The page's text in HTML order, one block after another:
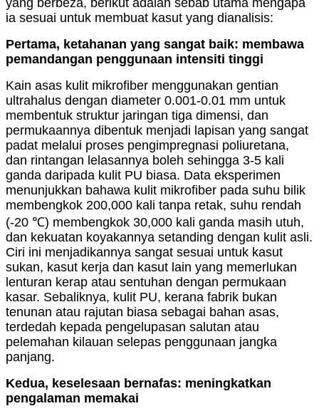
ia sesuai untuk membuat kasut yang dianalisis:
Pertama, ketahanan yang sangat baik: membawa
pemandangan penggunaan intensiti tinggi
Kain asas kulit mikrofiber menggunakan gentian
ultrahalus dengan diameter 0.001-0.01 mm untuk
membentuk struktur jaringan tiga dimensi, dan
permukaannya dibentuk menjadi lapisan yang sangat
padat melalui proses pengimpregnasi poliuretana,
dan rintangan lelasannya boleh sehingga 3-5 kali
ganda daripada kulit PU biasa. Data eksperimen
menunjukkan bahawa kulit mikrofiber pada suhu bilik
membengkok 200,000 kali tanpa retak, suhu rendah
(-20 ℃) ​​membengkok 30,000 kali ganda masih utuh,
dan kekuatan koyakannya setanding dengan kulit asli.
Ciri ini menjadikannya sangat sesuai untuk kasut
sukan, kasut kerja dan kasut lain yang memerlukan
lenturan kerap atau sentuhan dengan permukaan
kasar. Sebaliknya, kulit PU, kerana fabrik bukan
tenunan atau rajutan biasa sebagai bahan asas,
terdedah kepada pengelupasan salutan atau
pelemahan kilauan selepas penggunaan jangka
panjang.
Kedua, keselesaan bernafas: meningkatkan
pengalaman memakai